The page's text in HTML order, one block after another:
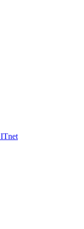
ITnet